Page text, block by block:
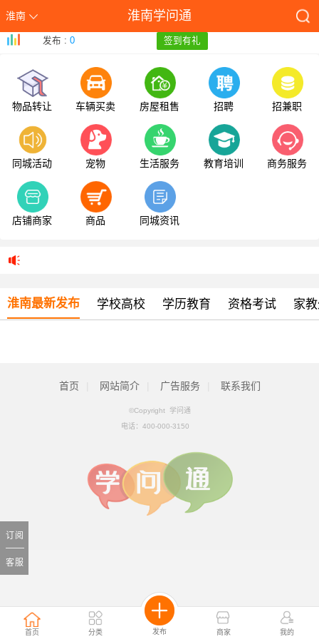
淮南 淮南学问通
首页 分类 发布 商家 我的
发布 :0 签到有礼
物品转让 车辆买卖 房屋租售 招聘 招兼职
同城活动 宠物 生活服务 教育培训 商务服务
店铺商家 商品 同城资讯
淮南最新发布 学校高校 学历教育 资格考试 家
订阅
客服
首页 网站简介 广告服务 联系我们
©Copyright 学问通
电话： 400-000-3150